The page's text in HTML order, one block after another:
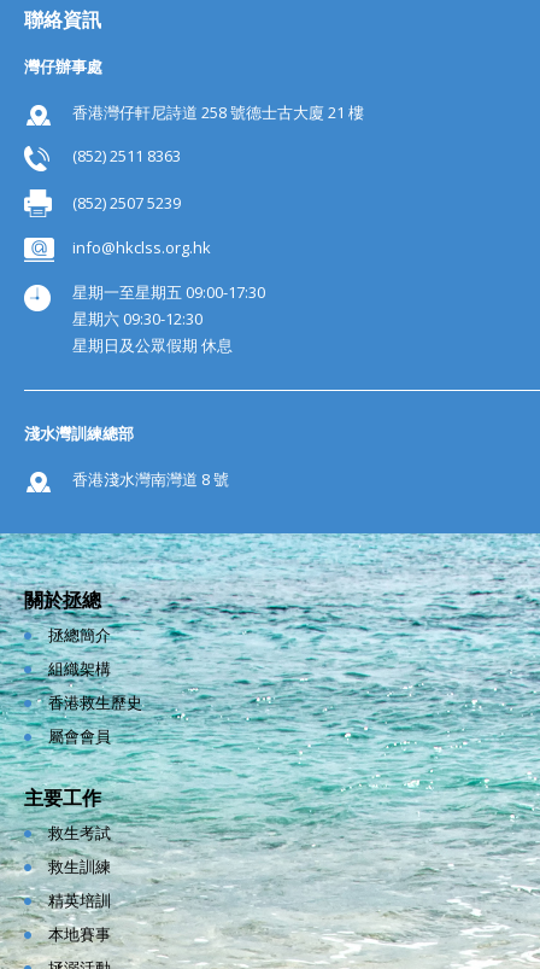
聯絡資訊
灣仔辦事處
香港灣仔軒尼詩道 258 號德士古大廈 21 樓
(852) 2511 8363
(852) 2507 5239
info@hkclss.org.hk
星期一至星期五 09:00-17:30
星期六 09:30-12:30
星期日及公眾假期 休息
淺水灣訓練總部
香港淺水灣南灣道 8 號
關於拯總
拯總簡介
組織架構
香港救生歷史
屬會會員
主要工作
救生考試
救生訓練
精英培訓
本地賽事